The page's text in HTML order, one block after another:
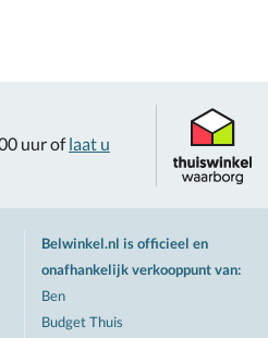
uur of laat u
Belwinkel.nl is officieel en
onafhankelijk verkooppunt van:
Ben
Budget Thuis